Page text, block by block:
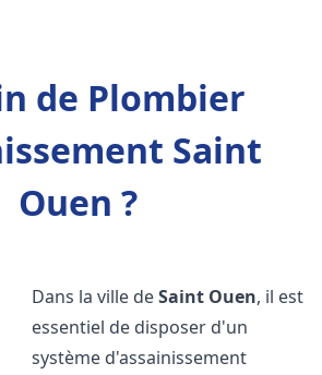
de Plombier
Saint
Ouen ?
Dans la ville deSaint Ouen, il est
essentiel de disposer d'un
système d'assainissement